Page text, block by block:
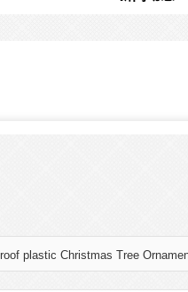
plastic Christmas Tree